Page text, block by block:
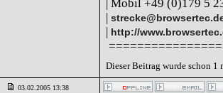
| Mobil +49 (0)179 5
|
| http://
Dieser Beitrag wurde schon
03.02.2005 13:38